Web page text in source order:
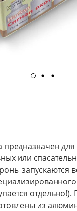
предназначен
или
запускаются
из